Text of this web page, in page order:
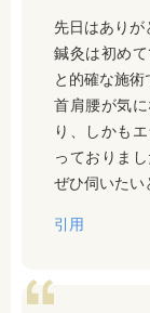
先日はありが
鍼灸は初め
と的確な施術
首肩腰が気
り、しかも
っておりま
ぜひ伺いたい
引用